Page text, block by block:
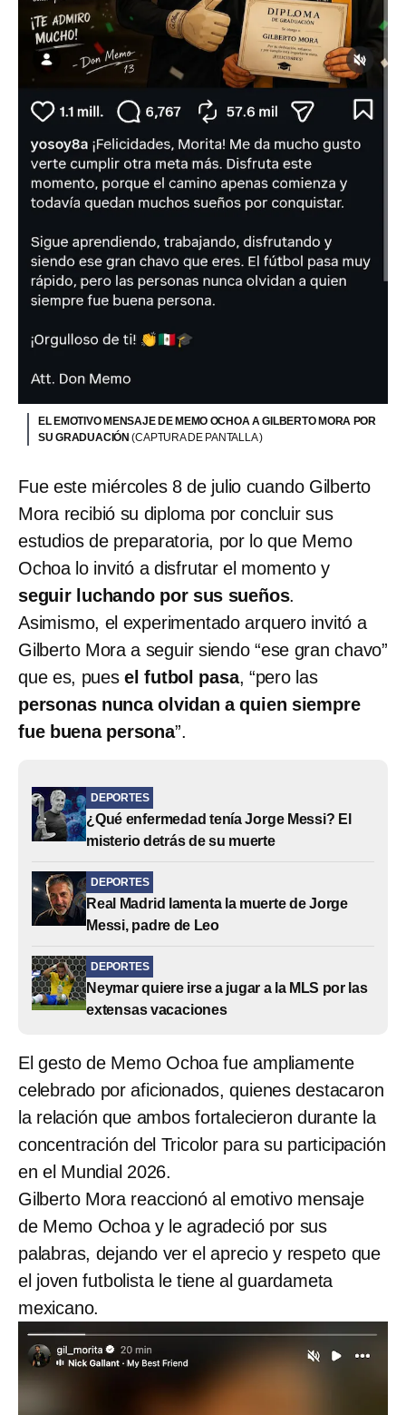
EL EMOTIVO MENSAJE DE MEMO OCHOA A GILBERTO MORA POR
SU GRADUACIÓN(CAPTURA DE PANTALLA )
Fue este miércoles 8 de julio cuando Gilberto
Mora recibió su diploma por concluir sus
estudios de preparatoria, por lo que Memo
Ochoa lo invitó a disfrutar el momento y
seguir luchando por sus sueños.
Asimismo, el experimentado arquero invitó a
Gilberto Mora a seguir siendo “ese gran chavo”
que es, puesel futbol pasa, “pero las
personas nunca olvidan a quien siempre
fue buena persona”.
DEPORTES
¿Qué enfermedad tenía Jorge Messi? El
misterio detrás de su muerte
DEPORTES
Real Madrid lamenta la muerte de Jorge
Messi, padre de Leo
DEPORTES
Neymar quiere irse a jugar a la MLS por las
extensas vacaciones
El gesto de Memo Ochoa fue ampliamente
celebrado por aficionados, quienes destacaron
la relación que ambos fortalecieron durante la
concentración del Tricolor para su participación
en el Mundial 2026.
Gilberto Mora reaccionó al emotivo mensaje
de Memo Ochoa y le agradeció por sus
palabras, dejando ver el aprecio y respeto que
el joven futbolista le tiene al guardameta
mexicano.